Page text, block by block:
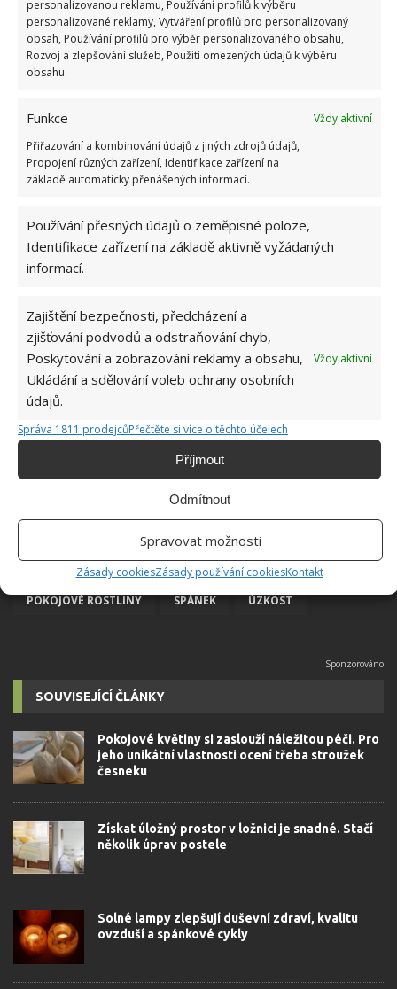
personalizovanou reklamu, Používání profilů k výběru
personalizované reklamy, Vytváření profilů pro personalizovaný
obsah, Používání profilů pro výběr personalizovaného obsahu,
Rozvoj a zlepšování služeb, Použití omezených údajů k výběru
obsahu.
Funkce
Vždy aktivní
Přiřazování a kombinování údajů z jiných zdrojů údajů,
Propojení různých zařízení, Identifikace zařízení na
základě automaticky přenášených informací.
Používání přesných údajů o zeměpisné poloze,
Identifikace zařízení na základě aktivně vyžádaných
informací.
Zajištění bezpečnosti, předcházení a
zjišťování podvodů a odstraňování chyb,
Poskytování a zobrazování reklamy a obsahu,
Ukládání a sdělování voleb ochrany osobních
údajů.
Vždy aktivní
Správa 1811 prodejcůPřečtěte si více o těchto účelech
Příjmout
Odmítnout
Spravovat možnosti
Zásady cookiesZásady používání cookiesKontakt
Je to skvělá bylinka pro játra a žlučník
Urychluje léčení chřipky, angíny, bronchitidy a
Zlepšuje krevní oběh
Obrázky: foodmatters, her.womenworking
DEPRESE LEVANDULE LOŽNICE
POKOJOVÉ ROSTLINY SPÁNEK ÚZKOST
SOUVISEJÍCÍ ČLÁNKY
Pokojové květiny si zaslouží náležitou péči. Pro
jeho unikátní vlastnosti ocení třeba stroužek
česneku
Získat úložný prostor v ložnici je snadné. Stačí
několik úprav postele
Solné lampy zlepšují duševní zdraví, kvalitu
ovzduší a spánkové cykly